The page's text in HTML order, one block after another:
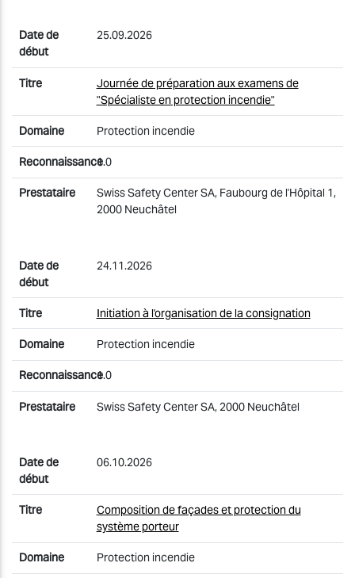
25.09.2026
Journée de préparation aux examens de
"Spécialiste en protection incendie"
Protection incendie
1.0
Swiss Safety Center SA, Faubourg de l'Hôpital 1,
2000 Neuchâtel
24.11.2026
Initiation à l'organisation de la consignation
Protection incendie
1.0
Swiss Safety Center SA, 2000 Neuchâtel
06.10.2026
Composition de façades et protection du
système porteur
Protection incendie